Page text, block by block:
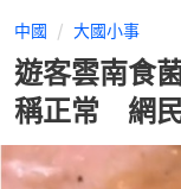
中國 大國小事
遊客雲南食
稱正常 網